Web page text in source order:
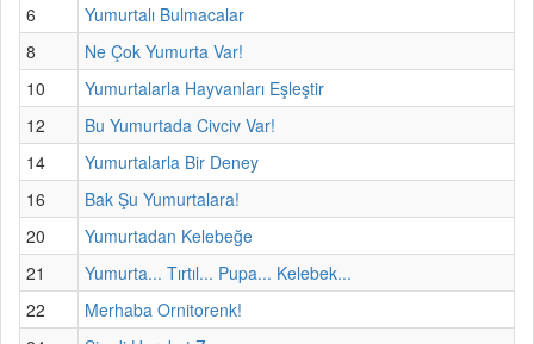
6
Yumurtalı Bulmacalar
8
Ne Çok Yumurta Var!
10
Yumurtalarla Hayvanları Eşleştir
12
Bu Yumurtada Civciv Var!
14
Yumurtalarla Bir Deney
16
Bak Şu Yumurtalara!
20
Yumurtadan Kelebeğe
21
Yumurta... Tırtıl... Pupa... Kelebek...
22
Merhaba Ornitorenk!